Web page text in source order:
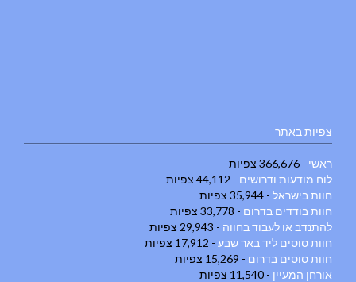
צפיות באתר
ראשי - 366,676 צפיות
לוח מודעות ודרושים - 44,112 צפיות
חוות בישראל - 35,944 צפיות
חוות בודדים בדרום - 33,778 צפיות
להתנדב או לעבוד בחווה - 29,943 צפיות
חוות סוסים ליד באר שבע - 17,912 צפיות
חוות סוסים בדרום - 15,269 צפיות
אורחן המעיין - 11,540 צפיות